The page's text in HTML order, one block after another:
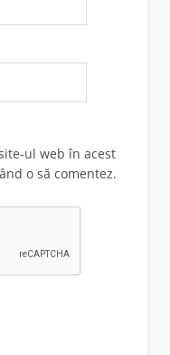
ul web în acest
o să comentez.